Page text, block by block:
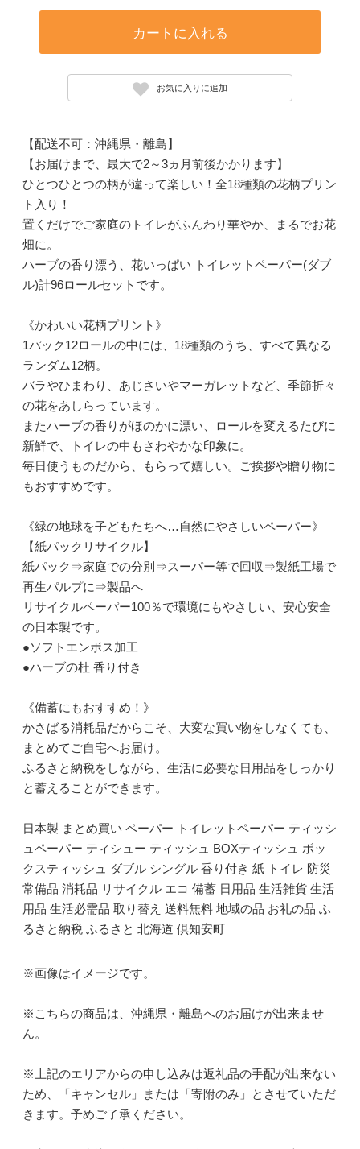
カートに入れる
お気に入りに追加
【配送不可：沖縄県・離島】
【お届けまで、最大で2～3ヵ月前後かかります】
ひとつひとつの柄が違って楽しい！全18種類の花柄プリン
ト入り！
置くだけでご家庭のトイレがふんわり華やか、まるでお花
畑に。
ハーブの香り漂う、花いっぱい トイレットペーパー(ダブ
ル)計96ロールセットです。
《かわいい花柄プリント》
1パック12ロールの中には、18種類のうち、すべて異なる
ランダム12柄。
バラやひまわり、あじさいやマーガレットなど、季節折々
の花をあしらっています。
またハーブの香りがほのかに漂い、ロールを変えるたびに
新鮮で、トイレの中もさわやかな印象に。
毎日使うものだから、もらって嬉しい。ご挨拶や贈り物に
もおすすめです。
《緑の地球を子どもたちへ…自然にやさしいペーパー》
【紙パックリサイクル】
紙パック⇒家庭での分別⇒スーパー等で回収⇒製紙工場で
再生パルプに⇒製品へ
リサイクルペーパー100％で環境にもやさしい、安心安全
の日本製です。
●ソフトエンボス加工
●ハーブの杜 香り付き
《備蓄にもおすすめ！》
かさばる消耗品だからこそ、大変な買い物をしなくても、
まとめてご自宅へお届け。
ふるさと納税をしながら、生活に必要な日用品をしっかり
と蓄えることができます。
日本製 まとめ買い ペーパー トイレットペーパー ティッシ
ュペーパー ティシュー ティッシュ BOXティッシュ ボッ
クスティッシュ ダブル シングル 香り付き 紙 トイレ 防災
常備品 消耗品 リサイクル エコ 備蓄 日用品 生活雑貨 生活
用品 生活必需品 取り替え 送料無料 地域の品 お礼の品 ふ
るさと納税 ふるさと 北海道 倶知安町
※画像はイメージです。
※こちらの商品は、沖縄県・離島へのお届けが出来ませ
ん。
※上記のエリアからの申し込みは返礼品の手配が出来ない
ため、「キャンセル」または「寄附のみ」とさせていただ
きます。予めご了承ください。